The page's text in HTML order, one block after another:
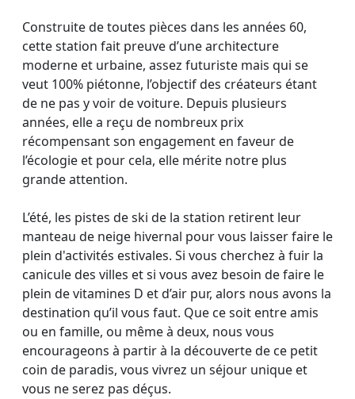
Construite de toutes pièces dans les années 60,
cette station fait preuve d’une architecture
moderne et urbaine, assez futuriste mais qui se
veut 100% piétonne, l’objectif des créateurs étant
de ne pas y voir de voiture. Depuis plusieurs
années, elle a reçu de nombreux prix
récompensant son engagement en faveur de
l’écologie et pour cela, elle mérite notre plus
grande attention.
L’été, les pistes de ski de la station retirent leur
manteau de neige hivernal pour vous laisser faire le
plein d'activités estivales. Si vous cherchez à fuir la
canicule des villes et si vous avez besoin de faire le
plein de vitamines D et d’air pur, alors nous avons la
destination qu’il vous faut. Que ce soit entre amis
ou en famille, ou même à deux, nous vous
encourageons à partir à la découverte de ce petit
coin de paradis, vous vivrez un séjour unique et
vous ne serez pas déçus.